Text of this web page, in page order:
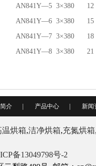
AN841Y—5 3×380
12
AN841Y—6 3×380
15
AN841Y—7 3×380
18
AN841Y—8 3×380 21
介 产品中心 新闻
温烘箱,洁净烘箱,充氮烘箱
备13049798号-2